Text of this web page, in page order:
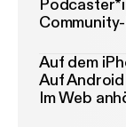
Auf dem
Auf
Im Web